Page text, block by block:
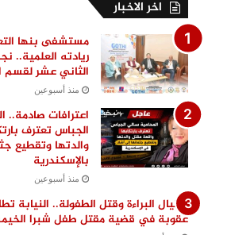
اخر الاخبار
مستشفى بنها
ريادته العلمية..
الثاني عشر لقسم
منذ أسبوعين
اعترافات صادمة..
الجباس تعترف
والدتها وتقطيع
بالإسكندرية
منذ أسبوعين
اغتيال البراءة وقتل الطفولة.. النيابة
عقوبة في قضية مقتل طفل شبرا